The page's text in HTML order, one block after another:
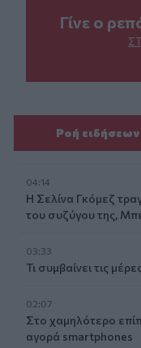
Γίνε ο
Ροή ειδήσεων
04:14
Η Σελίνα Γκόμεζ
του συζύγου της,
03:33
Τι συμβαίνει τις
02:07
Στο χαμηλότερο
αγορά smartphones